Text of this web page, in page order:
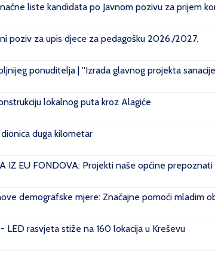
liste kandidata po Javnom pozivu za prijem
poziv za upis djece za pedagošku 2026./2027.
ponuditelja | ''Izrada glavnog projekta
lokalnog puta kroz Alagiće
duga kilometar
IZ EU FONDOVA: Projekti naše općine
demografske mjere: Značajne pomoći
LED rasvjeta stiže na 160 lokacija u Kreševu